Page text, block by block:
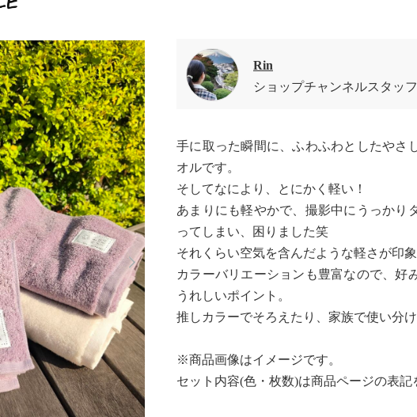
0:00/0:30
Next
Rin
ショップチャンネルスタッフ
手に取った瞬間に、ふわふわとしたやさ
オルです。
そしてなにより、とにかく軽い！
あまりにも軽やかで、撮影中にうっかり
ってしまい、困りました笑
それくらい空気を含んだような軽さが印象
カラーバリエーションも豊富なので、好
うれしいポイント。
推しカラーでそろえたり、家族で使い分
※商品画像はイメージです。
セット内容(色・枚数)は商品ページの表記